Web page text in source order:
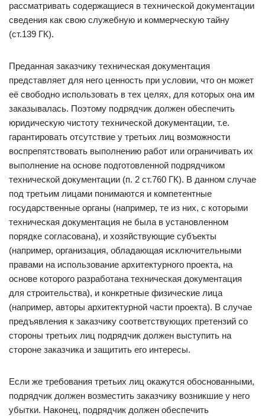
рассматривать содержащиеся в технической документации
сведения как свою служебную и коммерческую тайну
(ст.139 ГК).
Преданная заказчику техническая документация
представляет для него ценность при условии, что он может
её свободно использовать в тех целях, для которых она им
заказывалась. Поэтому подрядчик должен обеспечить
юридическую чистоту технической документации, т.е.
гарантировать отсутствие у третьих лиц возможности
воспрепятствовать выполнению работ или ограничивать их
выполнение на основе подготовленной подрядчиком
технической документации (п. 2 ст.760 ГК). В данном случае
под третьим лицами понимаются и компетентные
государственные органы (например, те из них, с которыми
техническая документация не была в установленном
порядке согласована), и хозяйствующие субъекты
(например, организация, обладающая исключительными
правами на использование архитектурного проекта, на
основе которого разработана техническая документация
для строительства), и конкретные физические лица
(например, авторы архитектурной части проекта). В случае
предъявления к заказчику соответствующих претензий со
стороны третьих лиц подрядчик должен выступить на
стороне заказчика и защитить его интересы.
Если же требования третьих лиц окажутся обоснованными,
подрядчик должен возместить заказчику возникшие у него
убытки. Наконец, подрядчик должен обеспечить